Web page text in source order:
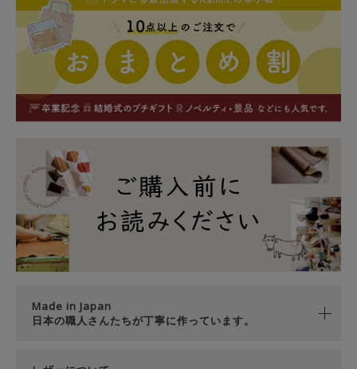
Made in Japan
日本の職人さんたちが丁寧に作っています。